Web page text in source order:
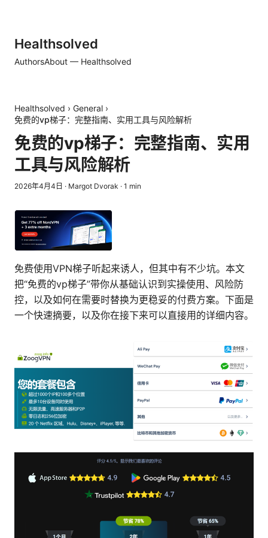
Healthsolved
AuthorsAbout — Healthsolved
Healthsolved › General ›
免费的vp梯子：完整指南、实用工具与风险解析
免费的vp梯子：完整指南、实用
工具与风险解析
2026年4月4日 · Margot Dvorak · 1 min
免费使用VPN梯子听起来诱人，但其中有不少坑。本文
把“免费的vp梯子”带你从基础认识到实操使用、风险防
控，以及如何在需要时替换为更稳妥的付费方案。下面是
一个快速摘要，以及你在接下来可以直接用的详细内容。